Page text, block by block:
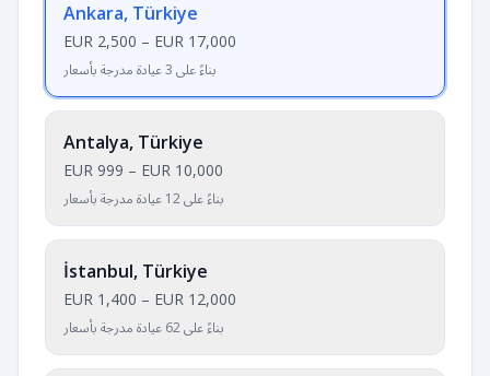
Ankara, Türkiye
EUR 2,500 – EUR 17,000
بناءً على 3 عيادة مدرجة بأسعار
Antalya, Türkiye
EUR 999 – EUR 10,000
بناءً على 12 عيادة مدرجة بأسعار
İstanbul, Türkiye
EUR 1,400 – EUR 12,000
بناءً على 62 عيادة مدرجة بأسعار